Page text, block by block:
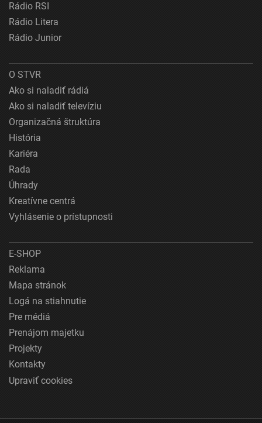
Rádio RSI
Rádio Litera
Rádio Junior
O STVR
Ako si naladiť rádiá
Ako si naladiť televíziu
Organizačná štruktúra
História
Kariéra
Rada
Úhrady
Kreatívne centrá
Vyhlásenie o prístupnosti
E-SHOP
Reklama
Mapa stránok
Logá na stiahnutie
Pre médiá
Prenájom majetku
Projekty
Kontakty
Upraviť cookies